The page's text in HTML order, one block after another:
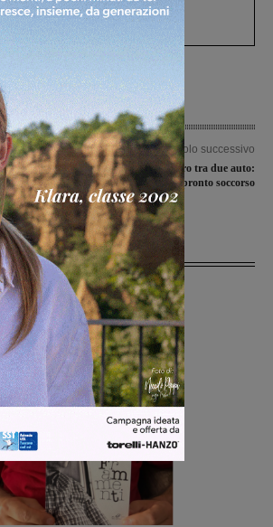
ai sorpassi fra tir....
stage in
migliori
Articolo successivo
San Giovanni, scontro tra due auto:
due persone al pronto soccorso